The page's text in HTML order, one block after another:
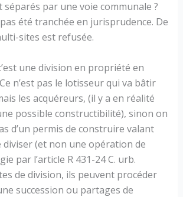
par une voie communale ?
pas été tranchée en jurisprudence. De
sites est refusée.
une division en propriété en
n’est pas le lotisseur qui va bâtir
les acquéreurs, (il y a en réalité
possible constructibilité), sinon on
d’un permis de construire valant
(et non une opération de
par l’article R 431-24 C. urb.
de division, ils peuvent procéder
succession ou partages de